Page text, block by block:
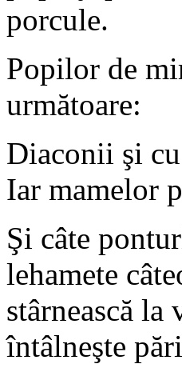
porcule.
Popilor de
următoare:
Diaconii şi
Iar mamelor
Şi câte
lehamete
stârnească
întâlneşte